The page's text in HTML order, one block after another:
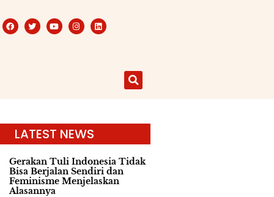
LATEST NEWS
Gerakan Tuli Indonesia Tidak
Bisa Berjalan Sendiri dan
Feminisme Menjelaskan
Alasannya